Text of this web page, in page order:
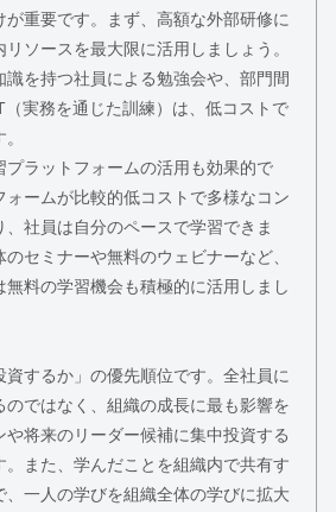
重要です。まず、高額な外部研修に
ソースを最大限に活用しましょう。
を持つ社員による勉強会や、部門間
実務を通じた訓練）は、低コストで
プラットフォームの活用も効果的で
ームが比較的低コストで多様なコン
社員は自分のペースで学習できま
セミナーや無料のウェビナーなど、
料の学習機会も積極的に活用しまし
するか」の優先順位です。全社員に
ではなく、組織の成長に最も影響を
将来のリーダー候補に集中投資する
。また、学んだことを組織内で共有す
、一人の学びを組織全体の学びに拡大